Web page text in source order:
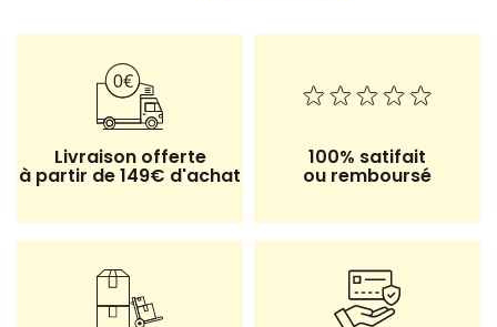
Livraison offerte
à partir de 149€ d'achat
100% satifait
ou remboursé